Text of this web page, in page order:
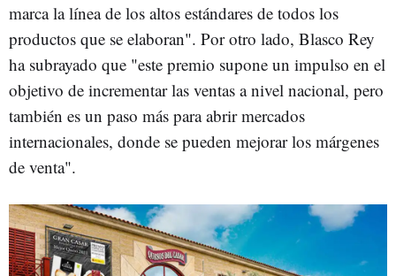
marca la línea de los altos estándares de todos los
productos que se elaboran". Por otro lado, Blasco Rey
ha subrayado que "este premio supone un impulso en el
objetivo de incrementar las ventas a nivel nacional, pero
también es un paso más para abrir mercados
internacionales, donde se pueden mejorar los márgenes
de venta".